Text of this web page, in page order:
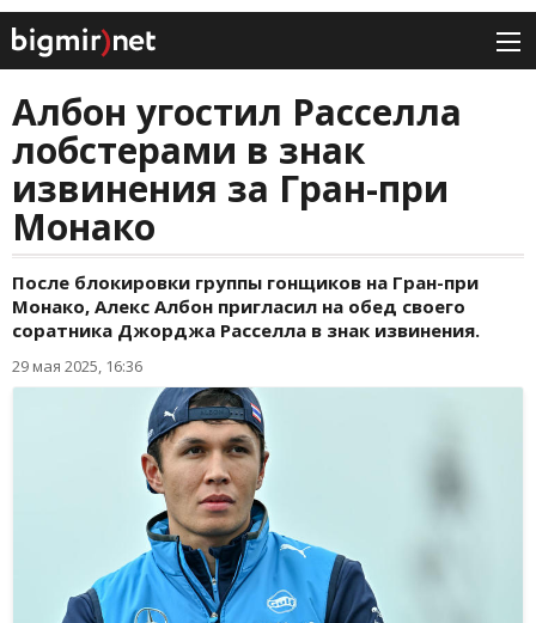
Албон угостил Расселла
лобстерами в знак
извинения за Гран-при
Монако
После блокировки группы гонщиков на Гран-при
Монако, Алекс Албон пригласил на обед своего
соратника Джорджа Расселла в знак извинения.
29 мая 2025, 16:36